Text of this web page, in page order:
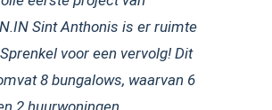
Sint Anthonis is er ruimte
voor een vervolg! Dit
8 bungalows, waarvan 6
2 huurwoningen.